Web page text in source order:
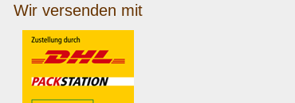
Wir versenden mit